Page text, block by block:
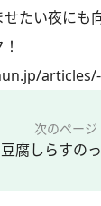
たい夜にも
次のページ
豆腐しらすの